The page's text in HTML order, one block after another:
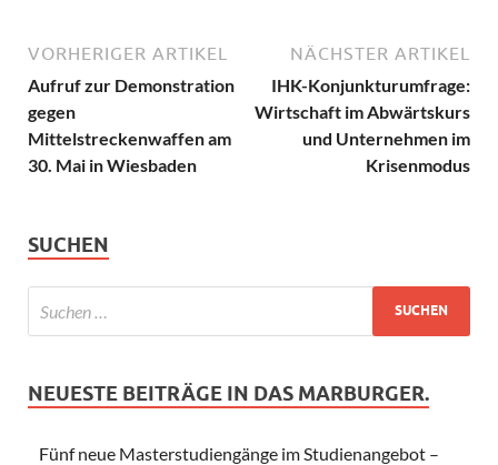
VORHERIGER ARTIKEL
Aufruf zur Demonstration
gegen
Mittelstreckenwaffen am
30. Mai in Wiesbaden
NÄCHSTER ARTIKEL
IHK-Konjunkturumfrage:
Wirtschaft im Abwärtskurs
und Unternehmen im
Krisenmodus
SUCHEN
NEUESTE BEITRÄGE IN DAS MARBURGER.
Fünf neue Masterstudiengänge im Studienangebot –